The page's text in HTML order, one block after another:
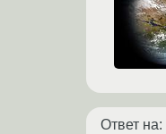
Ответ на: